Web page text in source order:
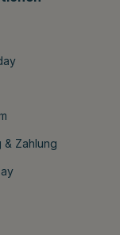
& Zahlung